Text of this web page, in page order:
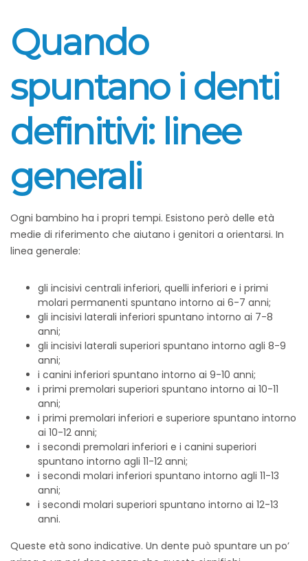
Quando
spuntano i denti
definitivi: linee
generali
Ogni bambino ha i propri tempi. Esistono però delle età
medie di riferimento che aiutano i genitori a orientarsi. In
linea generale:
gli incisivi centrali inferiori, quelli inferiori e i primi
molari permanenti spuntano intorno ai 6-7 anni;
gli incisivi laterali inferiori spuntano intorno ai 7-8
anni;
gli incisivi laterali superiori spuntano intorno agli 8-9
anni;
i canini inferiori spuntano intorno ai 9-10 anni;
i primi premolari superiori spuntano intorno ai 10-11
anni;
i primi premolari inferiori e superiore spuntano intorno
ai 10-12 anni;
i secondi premolari inferiori e i canini superiori
spuntano intorno agli 11-12 anni;
i secondi molari inferiori spuntano intorno agli 11-13
anni;
i secondi molari superiori spuntano intorno ai 12-13
anni.
Queste età sono indicative. Un dente può spuntare un po’